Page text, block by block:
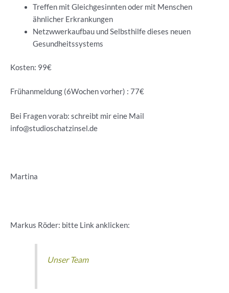
Treffen mit Gleichgesinnten oder mit Menschen
ähnlicher Erkrankungen
Netzwwerkaufbau und Selbsthilfe dieses neuen
Gesundheitssystems
Kosten: 99€
Frühanmeldung (6Wochen vorher) : 77€
Bei Fragen vorab: schreibt mir eine Mail
info@studioschatzinsel.de
Martina
Markus Röder: bitte Link anklicken:
Unser Team